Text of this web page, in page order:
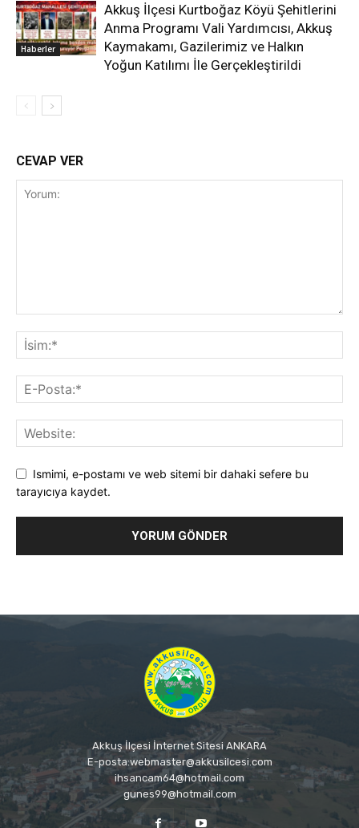
Haberler
Akkuş İlçesi Kurtboğaz Köyü Şehitlerini
Anma Programı Vali Yardımcısı, Akkuş
Kaymakamı, Gazilerimiz ve Halkın
Yoğun Katılımı İle Gerçekleştirildi
CEVAP VER
Ismimi, e-postamı ve web sitemi bir dahaki sefere bu
tarayıcıya kaydet.
Akkuş İlçesi İnternet Sitesi ANKARA
E-posta:webmaster@akkusilcesi.com
ihsancam64@hotmail.com
gunes99@hotmail.com